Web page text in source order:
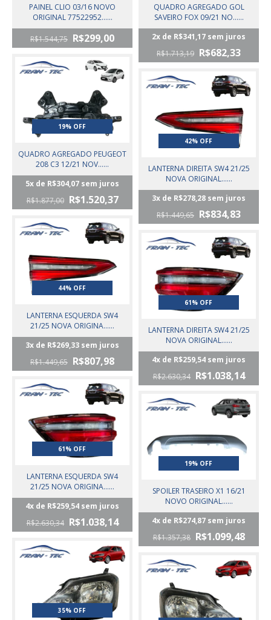
PAINEL CLIO 03/16 NOVO
ORIGINAL 77522952......
R$1.544,75 R$299,00
QUADRO AGREGADO GOL
SAVEIRO FOX 09/21 NO......
2x de R$341,17 sem juros
R$1.713,19 R$682,33
19% OFF
QUADRO AGREGADO PEUGEOT
208 C3 12/21 NOV......
5x de R$304,07 sem juros
R$1.877,00 R$1.520,37
42% OFF
LANTERNA DIREITA SW4 21/25
NOVA ORIGINAL......
3x de R$278,28 sem juros
R$1.449,65 R$834,83
44% OFF
LANTERNA ESQUERDA SW4
21/25 NOVA ORIGINA......
3x de R$269,33 sem juros
R$1.449,65 R$807,98
61% OFF
LANTERNA DIREITA SW4 21/25
NOVA ORIGINAL......
4x de R$259,54 sem juros
R$2.630,34 R$1.038,14
61% OFF
LANTERNA ESQUERDA SW4
21/25 NOVA ORIGINA......
4x de R$259,54 sem juros
R$2.630,34 R$1.038,14
19% OFF
SPOILER TRASEIRO X1 16/21
NOVO ORIGINAL......
4x de R$274,87 sem juros
R$1.357,38 R$1.099,48
35% OFF